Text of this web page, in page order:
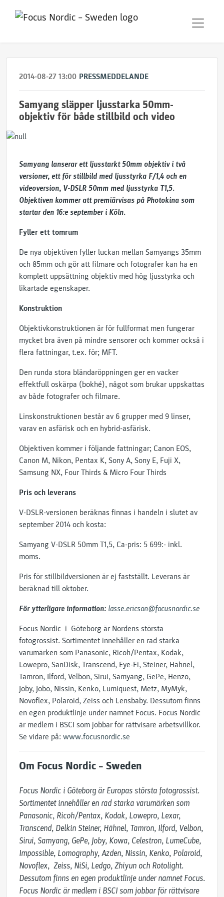
2014-08-27 13:00 PRESSMEDDELANDE
Samyang släpper ljusstarka 50mm-
objektiv för både stillbild och video
Samyang lanserar ett ljusstarkt 50mm objektiv i två
versioner, ett för stillbild med ljusstyrka F/1,4 och en
videoversion, V-DSLR 50mm med ljusstyrka T1,5.
Objektiven kommer att premiärvisas på Photokina som
startar den 16:e september i Köln.
Fyller ett tomrum
De nya objektiven fyller luckan mellan Samyangs 35mm
och 85mm och gör att filmare och fotografer kan ha en
komplett uppsättning objektiv med hög ljusstyrka och
likartade egenskaper.
Konstruktion
Objektivkonstruktionen är för fullformat men fungerar
mycket bra även på mindre sensorer och kommer också i
flera fattningar, t.ex. för; MFT.
Den runda stora bländaröppningen ger en vacker
effektfull oskärpa (bokhé), något som brukar uppskattas
av både fotografer och filmare.
Linskonstruktionen består av 6 grupper med 9 linser,
varav en asfärisk och en hybrid-asfärisk.
Objektiven kommer i följande fattningar; Canon EOS,
Canon M, Nikon, Pentax K, Sony A, Sony E, Fuji X,
Samsung NX, Four Thirds & Micro Four Thirds
Pris och leverans
V-DSLR-versionen beräknas finnas i handeln i slutet av
september 2014 och kosta:
Samyang V-DSLR 50mm T1,5, Ca-pris: 5 699:- inkl.
moms.
Pris för stillbildversionen är ej fastställt. Leverans är
beräknad till oktober.
För ytterligare information: lasse.ericson@focusnordic.se
Focus Nordic i Göteborg är Nordens största
fotogrossist. Sortimentet innehåller en rad starka
varumärken som Panasonic, Ricoh/Pentax, Kodak,
Lowepro, SanDisk, Transcend, Eye-Fi, Steiner, Hähnel,
Tamron, Ilford, Velbon, Sirui, Samyang, GePe, Henzo,
Joby, Jobo, Nissin, Kenko, Lumiquest, Metz, MyMyk,
Novoflex, Polaroid, Zeiss och Lensbaby. Dessutom finns
en egen produktlinje under namnet Focus. Focus Nordic
är medlem i BSCI som jobbar för rättvisare arbetsvillkor.
Se vidare på: www.focusnordic.se
Om Focus Nordic – Sweden
Focus Nordic i Göteborg är Europas största fotogrossist.
Sortimentet innehåller en rad starka varumärken som
Panasonic, Ricoh/Pentax, Kodak, Lowepro, Lexar,
Transcend, Delkin Steiner, Hähnel, Tamron, Ilford, Velbon,
Sirui, Samyang, GePe, Joby, Kowa, Celestron, LumeCube,
Impossible, Lomography, Azden, Nissin, Kenko, Polaroid,
Novoflex,  Zeiss, NiSi, Ledgo, Zhiyun och Rotolight.
Dessutom finns en egen produktlinje under namnet Focus.
Focus Nordic är medlem i BSCI som jobbar för rättvisare